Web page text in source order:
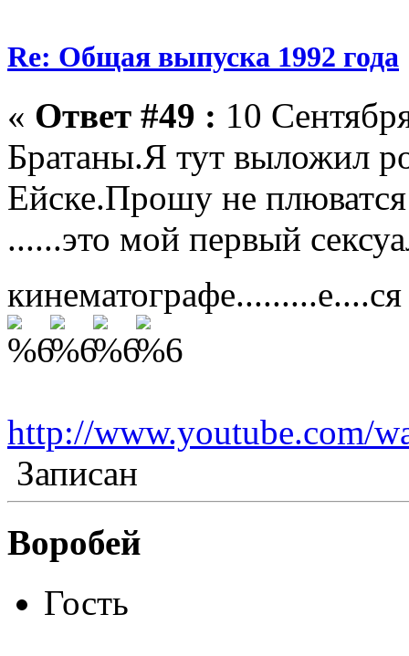
Re: Общая выпуска 1992 года
« Ответ #49 : 10
Братаны.Я тут выложил
Ейске.Прошу не
......это мой первый
http://www.youtube.com/
Записан
Воробей
Гость